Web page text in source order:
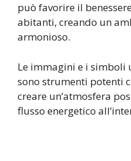
può favorire il
abitanti, creando un
armonioso.
Le immagini e i simboli
sono strumenti potenti
creare un’atmosfera
flusso energetico